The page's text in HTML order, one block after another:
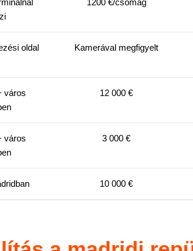
1200 €/csomag
oldal Kamerával megfigyelt
város
12 000 €
város
3 000 €
10 000 €